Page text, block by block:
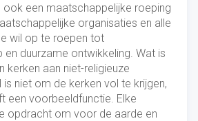
ook een maatschappelijke roeping
organisaties en alle
wil op te roepen tot
duurzame ontwikkeling. Wat is
kerken aan niet-religieuze
is niet om de kerken vol te krijgen,
een voorbeeldfunctie. Elke
opdracht om voor de aarde en